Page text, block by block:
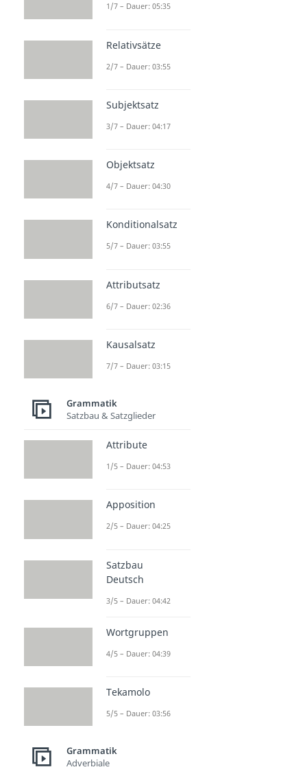
1/7 – Dauer: 05:35
Relativsätze
2/7 – Dauer: 03:55
Subjektsatz
3/7 – Dauer: 04:17
Objektsatz
4/7 – Dauer: 04:30
Konditionalsatz
5/7 – Dauer: 03:55
Attributsatz
6/7 – Dauer: 02:36
Kausalsatz
7/7 – Dauer: 03:15
Grammatik
Satzbau & Satzglieder
Attribute
1/5 – Dauer: 04:53
Apposition
2/5 – Dauer: 04:25
Satzbau
Deutsch
3/5 – Dauer: 04:42
Wortgruppen
4/5 – Dauer: 04:39
Tekamolo
5/5 – Dauer: 03:56
Grammatik
Adverbiale